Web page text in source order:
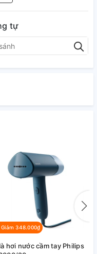
làm thẳng
áo
hao phí điện
tự
Giảm 348.000₫
hơi nước cầm tay Philips